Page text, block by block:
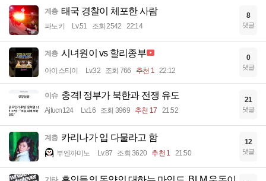
계층 태국 경찰이 체포한 사람
파노키 Lv.51 조회 2542 22:14
8
댓글
계층 시녀원이 vs 할리종부
아이스티이 Lv.32 조회 766 추천 1 22:12
0
댓글
이슈 충격! 정부가 북한과 전쟁 유도
Ajfucn124 Lv.16 조회 3969 추천 17 21:52
21
댓글
계층 카리나가 입 다물라고 함
부엔까미노 Lv.87 조회 3620 추천 1 21:50
12
댓글